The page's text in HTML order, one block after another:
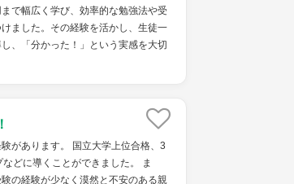
で幅広く学び、効率的な勉強法や受
ました。その経験を活かし、生徒一
、「分かった！」という実感を大切
があります。 国立大学上位合格、3
どに導くことができました。 ま
の経験が少なく漠然と不安のある親